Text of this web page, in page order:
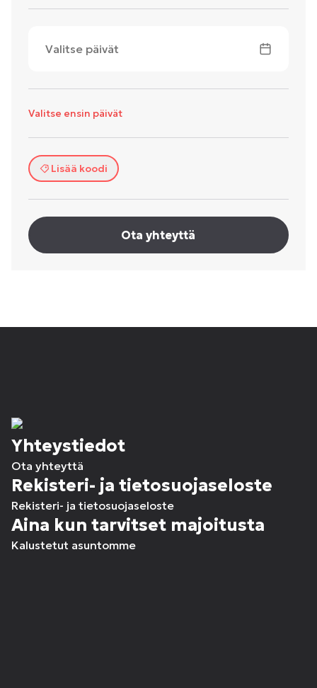
Valitse päivät
Valitse ensin päivät
Lisää koodi
Ota yhteyttä
Yhteystiedot
Ota yhteyttä
Rekisteri- ja tietosuojaseloste
Rekisteri- ja tietosuojaseloste
Aina kun tarvitset majoitusta
Kalustetut asuntomme